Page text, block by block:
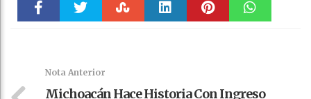
Nota Anterior
Michoacán Hace Historia Con Ingreso